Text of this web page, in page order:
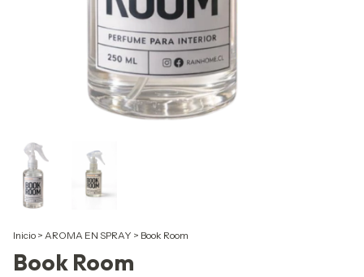
Inicio > AROMA EN SPRAY > Book Room
Book Room